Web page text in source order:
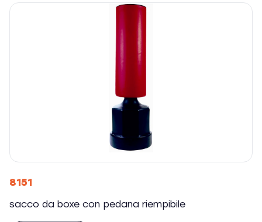
8151
sacco da boxe con pedana riempibile